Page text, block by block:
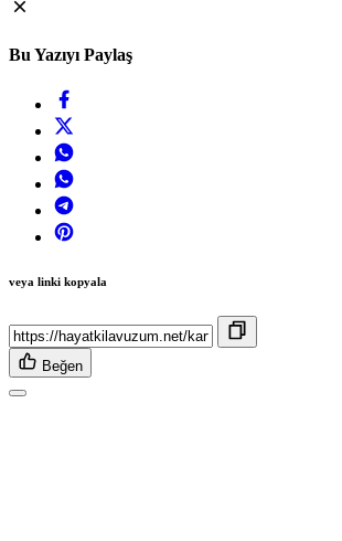
Bu Yazıyı Paylaş
veya linki kopyala
Beğen